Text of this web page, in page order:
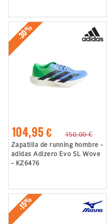
-30%
104,95 €
150,00 €
Zapatilla de running hombre -
adidas Adizero Evo SL Wove
- KZ6476
-15%